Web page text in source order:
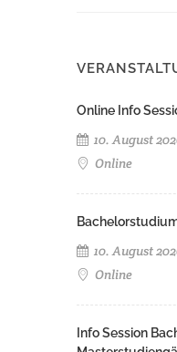
Online Info
10. August
Online
10. August
Online
Info Session